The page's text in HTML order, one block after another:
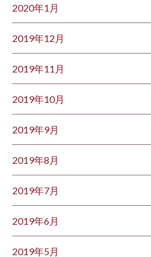
2020年1月
2019年12月
2019年11月
2019年10月
2019年9月
2019年8月
2019年7月
2019年6月
2019年5月